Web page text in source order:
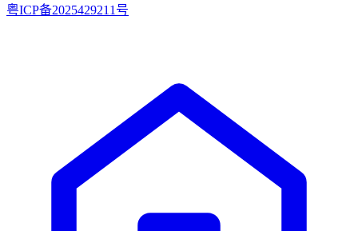
粤ICP备2025429211号